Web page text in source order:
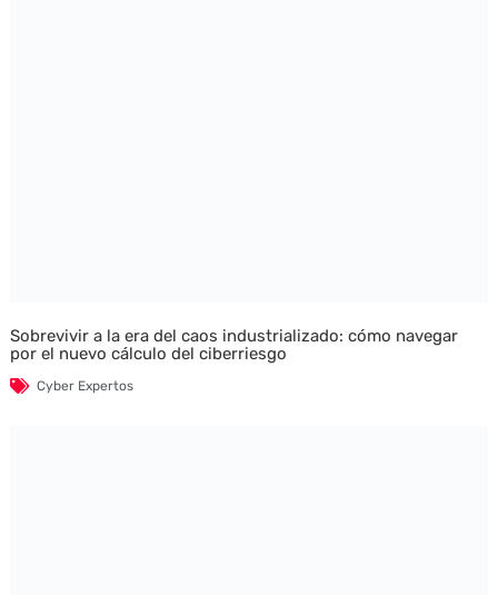
Sobrevivir a la era del caos industrializado: cómo navegar
por el nuevo cálculo del ciberriesgo
Cyber Expertos